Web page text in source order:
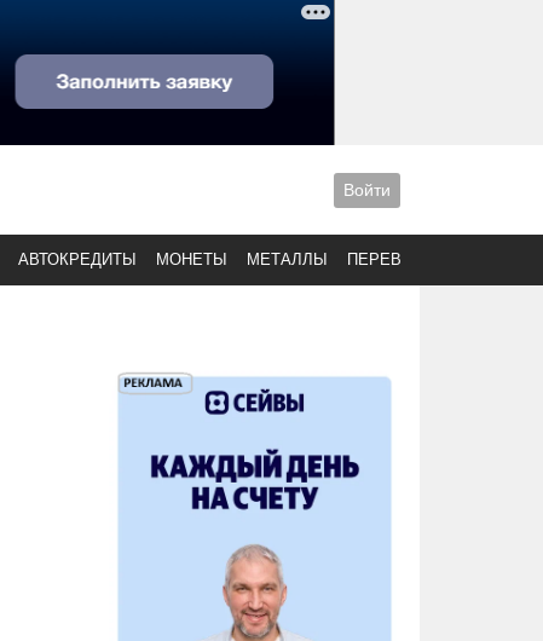
Войти
АВТОКРЕДИТЫ МОНЕТЫ МЕТАЛЛЫ ПЕРЕВОДЫ